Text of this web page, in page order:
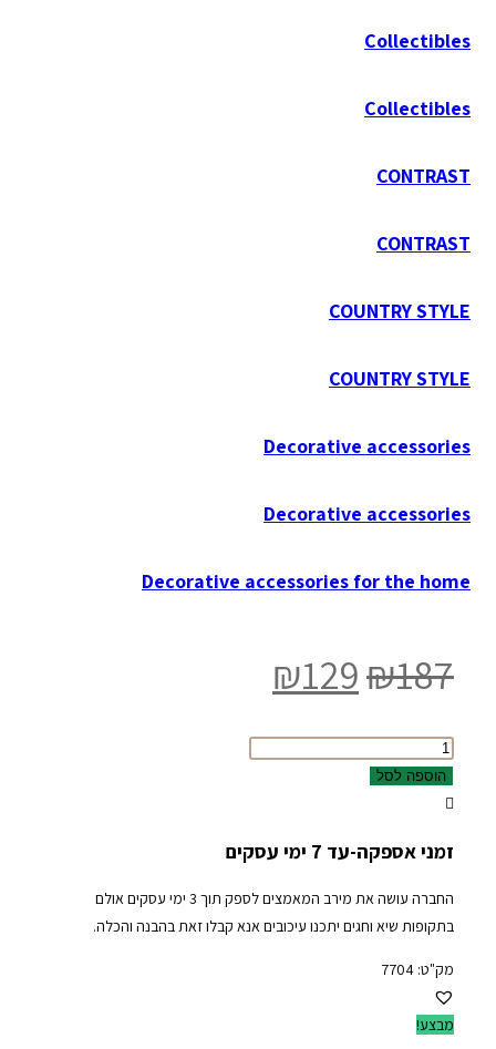
Collectibles
Collectibles
CONTRAST
CONTRAST
COUNTRY STYLE
COUNTRY STYLE
Decorative accessories
Decorative accessories
Decorative accessories for the home
₪187 המחיר
היה:
₪129
הוא:
כמות
של
קערת
רטרו
הוספה לסל
זמני אספקה-עד 7 ימי עסקים
החברה עושה את מירב המאמצים לספק תוך 3 ימי עסקים אולם
בתקופות שיא וחגים יתכנו עיכובים אנא קבלו זאת בהבנה והכלה.
מק"ט: 7704
מבצע!